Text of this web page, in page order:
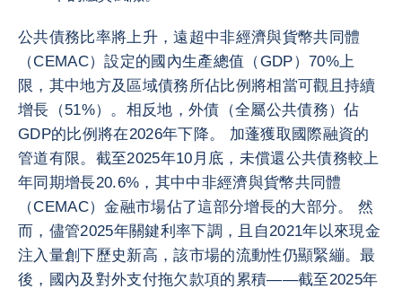
公共債務比率將上升，遠超中非經濟與貨幣共同體
（CEMAC）設定的國內生產總值（GDP）70%上
限，其中地方及區域債務所佔比例將相當可觀且持續
增長（51%）。相反地，外債（全屬公共債務）佔
GDP的比例將在2026年下降。 加蓬獲取國際融資的
管道有限。截至2025年10月底，未償還公共債務較上
年同期增長20.6%，其中中非經濟與貨幣共同體
（CEMAC）金融市場佔了這部分增長的大部分。 然
而，儘管2025年關鍵利率下調，且自2021年以來現金
注入量創下歷史新高，該市場的流動性仍顯緊繃。最
後，國內及對外支付拖欠款項的累積——截至2025年